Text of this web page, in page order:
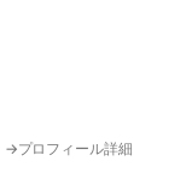
→プロフィール詳細